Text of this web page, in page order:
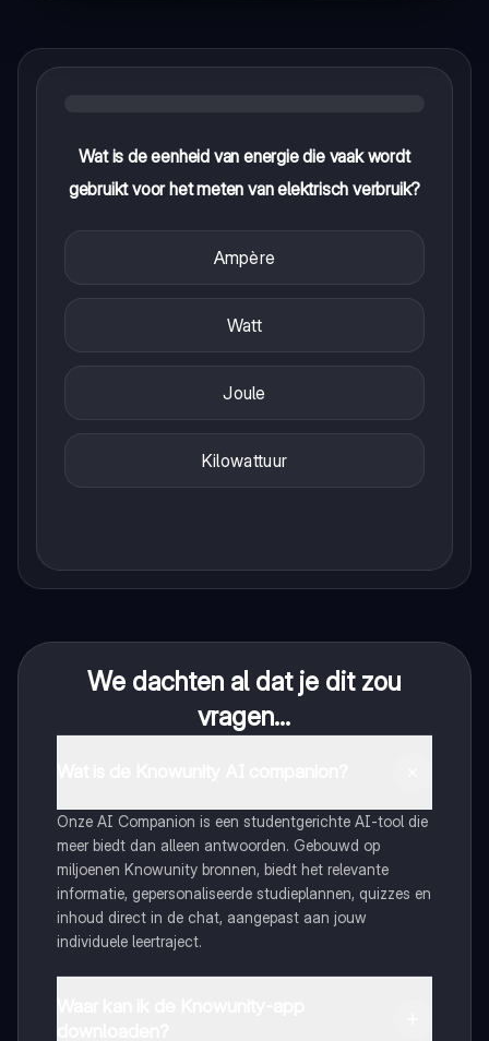
Wat is de eenheid van energie die vaak wordt
gebruikt voor het meten van elektrisch verbruik?
Ampère
Watt
Joule
Kilowattuur
We dachten al dat je dit zou
vragen...
Onze AI Companion is een studentgerichte AI-tool die
meer biedt dan alleen antwoorden. Gebouwd op
miljoenen Knowunity bronnen, biedt het relevante
informatie, gepersonaliseerde studieplannen, quizzes en
inhoud direct in de chat, aangepast aan jouw
individuele leertraject.